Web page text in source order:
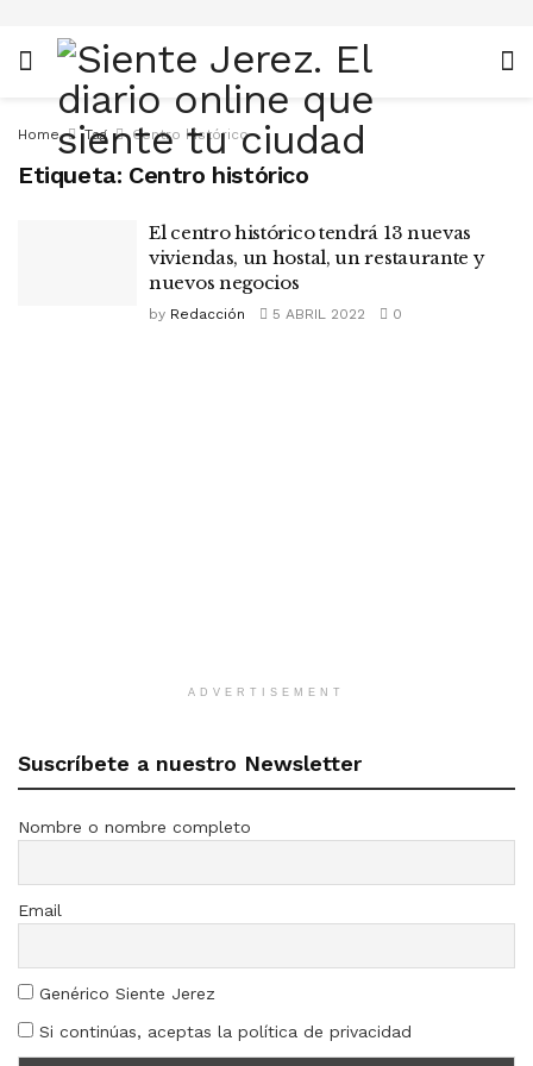
Home Tag Centro histórico
Etiqueta: Centro histórico
El centro histórico tendrá 13 nuevas
viviendas, un hostal, un restaurante y
nuevos negocios
by Redacción 5 ABRIL 2022 0
ADVERTISEMENT
Suscríbete a nuestro Newsletter
Nombre o nombre completo
Email
Genérico Siente Jerez
Si continúas, aceptas la política de privacidad